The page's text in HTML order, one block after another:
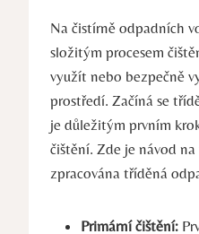
Na čistírně odpadních
složitým procesem
využít nebo bezpečně
prostředí. Začíná se
je důležitým prvním
čištění. Zde je návod
zpracována tříděná
Primární čištění: